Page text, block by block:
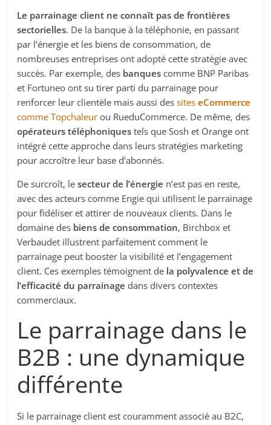
Le parrainage client ne connaît pas de frontières
sectorielles. De la banque à la téléphonie, en passant
par l’énergie et les biens de consommation, de
nombreuses entreprises ont adopté cette stratégie avec
succès. Par exemple, des banques comme BNP Paribas
et Fortuneo ont su tirer parti du parrainage pour
renforcer leur clientèle mais aussi dessiteseCommerce
comme Topchaleur ou RueduCommerce. De même, des
opérateurs téléphoniques tels que Sosh et Orange ont
intégré cette approche dans leurs stratégies marketing
pour accroître leur base d’abonnés.
De surcroît, lesecteur de l’énergie n’est pas en reste,
avec des acteurs comme Engie qui utilisent le parrainage
pour fidéliser et attirer de nouveaux clients. Dans le
domaine des biens de consommation, Birchbox et
Verbaudet illustrent parfaitement comment le
parrainage peut booster la visibilité et l’engagement
client. Ces exemples témoignent de la polyvalence et de
l’efficacité du parrainage dans divers contextes
commerciaux.
Le parrainage dans le
B2B : une dynamique
différente
Si le parrainage client est couramment associé au B2C,